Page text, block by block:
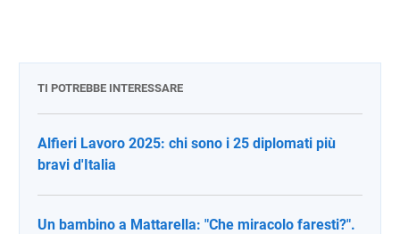
TI POTREBBE INTERESSARE
Alfieri Lavoro 2025: chi sono i 25 diplomati più
bravi d'Italia
Un bambino a Mattarella: "Che miracolo faresti?".